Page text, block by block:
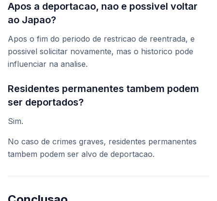
Apos a deportacao, nao e possivel voltar
ao Japao?
Apos o fim do periodo de restricao de reentrada, e
possivel solicitar novamente, mas o historico pode
influenciar na analise.
Residentes permanentes tambem podem
ser deportados?
Sim.
No caso de crimes graves, residentes permanentes
tambem podem ser alvo de deportacao.